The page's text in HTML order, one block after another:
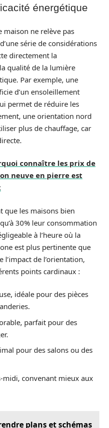
énergétique
maison ne relève pas
série de considérations
directement la
qualité de la lumière
Par exemple, une
d’un ensoleillement
permet de réduire les
une orientation nord
plus de chauffage, car
connaître les prix de
neuve en pierre est
que les maisons bien
30% leur consommation
à l’heure où la
est plus pertinente que
de l’orientation,
points cardinaux :
idéale pour des pièces
parfait pour des
pour des salons ou des
midi, convenant mieux aux
plans et schémas